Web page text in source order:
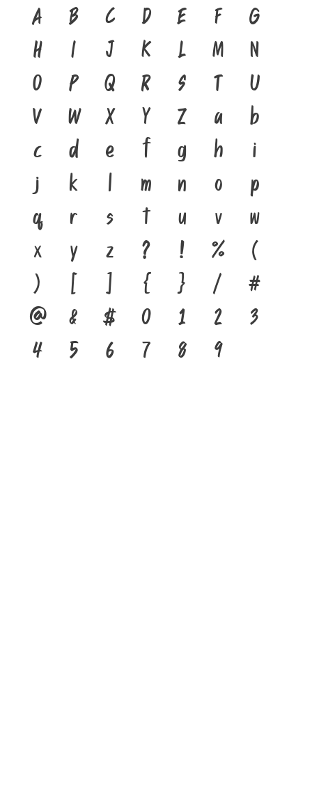
A B C D E F
G
H
I J K L M
N
O
P Q R S T
U
V
W X Y Z a
b
c
d e f g h
i
j
k l m n o
p
q
r s t u v
w
x
y z ? ! %
(
)
[ ] { } /
#
@
& $ 0 1 2
3
4
5 6 7 8 9